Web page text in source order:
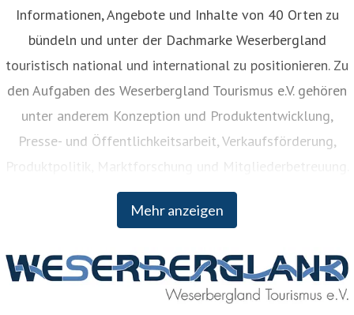
Mehr anzeigen
Informationen, Angebote und Inhalte von 40 Orten zu
bündeln und unter der Dachmarke Weserbergland
touristisch national und international zu positionieren. Zu
den Aufgaben des Weserbergland Tourismus e.V. gehören
unter anderem Konzeption und Produktentwicklung,
Presse- und Öffentlichkeitsarbeit, Verkaufsförderung,
Produktpolitik, Marktforschung und Mitgliederbetreuung.
Der Weserbergland Tourismus e.V. wurde bereits 1902
gegründet und Mitglieder sind neben den vier Landkreisen
unter anderem verschiedene Städte und Gemeinden,
Heilbäder sowie sonstige Mitglieder zwischen Hann.